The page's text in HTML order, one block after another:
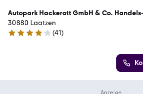
Autopark Hackerott GmbH & Co.
Service KG
30880 Laatzen
4.2 Sterne
(41)